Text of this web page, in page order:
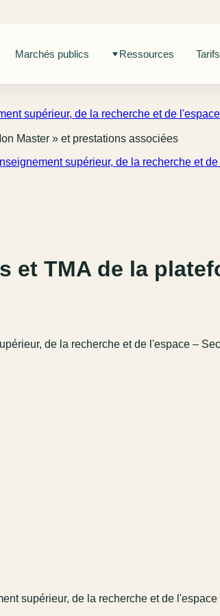
Marchés publics Ressources Tarifs
supérieur, de la recherche et de
Master » et prestations associées
supérieur, de la recherche et
et TMA de la
de la recherche et de l'espace –
supérieur, de la recherche et de